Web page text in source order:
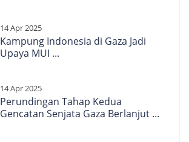
14 Apr 2025
Kampung Indonesia di Gaza Jadi
Upaya MUI ...
14 Apr 2025
Perundingan Tahap Kedua
Gencatan Senjata Gaza Berlanjut ...